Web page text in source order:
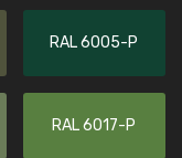
RAL 6005-P
RAL 6017-P